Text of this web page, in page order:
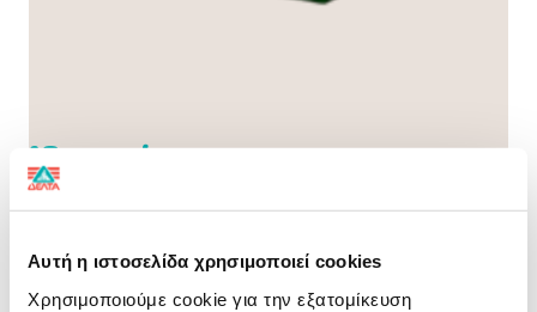
Αυτή η ιστοσελίδα χρησιμοποιεί cookies
Χρησιμοποιούμε cookie για την εξατομίκευση
Ιδανική
για μοναδικά σταθερό αποτέλεσμα στη
ζαχαροπλαστική
Συνιστάται
για toppings ροφημάτων, coffee cocktails και κρέμα